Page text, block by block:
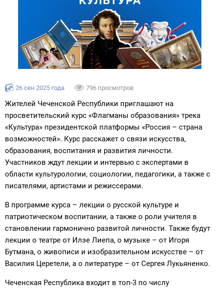
26 сен 2025 года 796 просмотров
Жителей Чеченской Республики приглашают на
просветительский курс «Флагманы образования» трека
«Культура» президентской платформы «Россия – страна
возможностей». Курс расскажет о связи искусства,
образования, воспитания и развития личности.
Участников ждут лекции и интервью с экспертами в
области культурологии, социологии, педагогики, а также с
писателями, артистами и режиссерами.
В программе курса – лекции о русской культуре и
патриотическом воспитании, а также о роли учителя в
становлении гармонично развитой личности. Также будут
лекции о театре от Илзе Лиепа, о музыке – от Игоря
Бутмана, о живописи и изобразительном искусстве – от
Василия Церетели, а о литературе – от Сергея Лукьяненко.
Чеченская Республика входит в топ-3 по числу